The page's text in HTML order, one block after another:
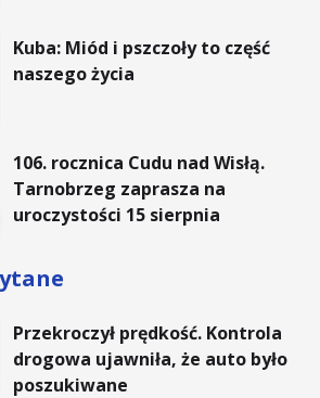
Kuba: Miód i pszczoły to część
naszego życia
106. rocznica Cudu nad Wisłą.
Tarnobrzeg zaprasza na
uroczystości 15 sierpnia
Przekroczył prędkość. Kontrola
drogowa ujawniła, że auto było
poszukiwane